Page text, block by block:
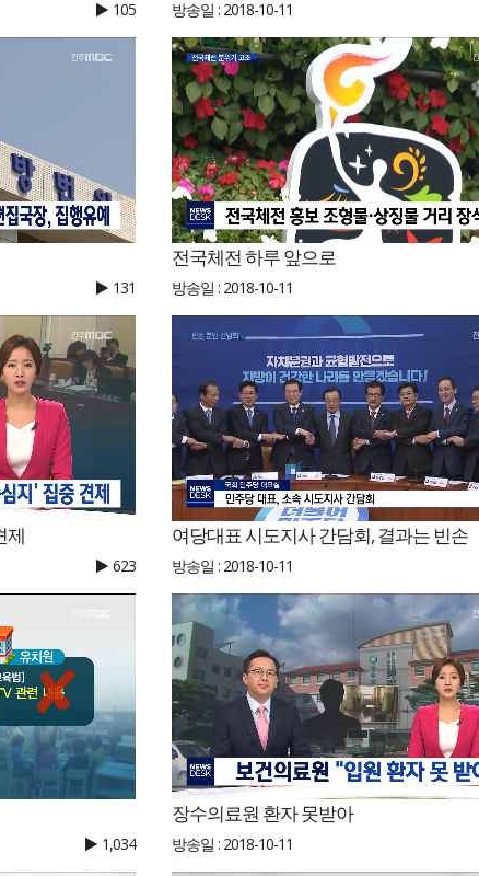
105 방송일 : 2018-10-11
131
전국체전 하루 앞으로
방송일 : 2018-10-11
제
623
여당대표 시도지사 간담회, 결과는 빈손
방송일 : 2018-10-11
1,034
장수의료원 환자 못받아
방송일 : 2018-10-11